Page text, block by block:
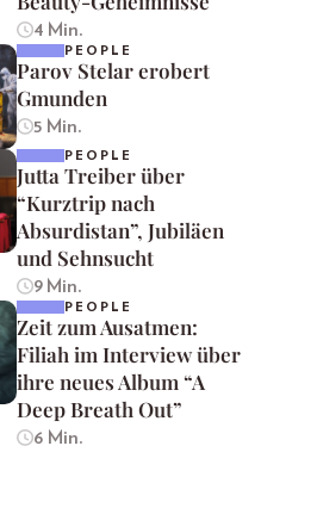
4 Min.
PEOPLE
Parov Stelar erobert
Gmunden
5 Min.
PEOPLE
Jutta Treiber über
“Kurztrip nach
Absurdistan”, Jubiläen
und Sehnsucht
9 Min.
PEOPLE
Zeit zum Ausatmen:
Filiah im Interview über
ihre neues Album “A
Deep Breath Out”
6 Min.